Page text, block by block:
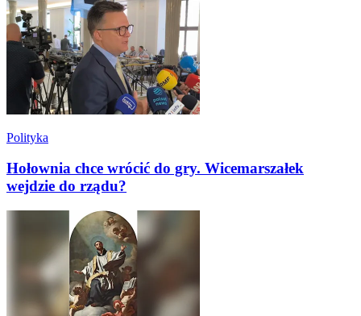
Polityka
Hołownia chce wrócić do gry. Wicemarszałek
wejdzie do rządu?